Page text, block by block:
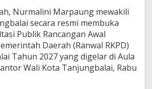
u
b
l
k
R
a
Nurmalini Marpaung mewakili
secara resmi membuka
Publik Rancangan Awal
Daerah (Ranwal RKPD)
Tahun 2027 yang digelar di Aula
Wali Kota Tanjungbalai, Rabu